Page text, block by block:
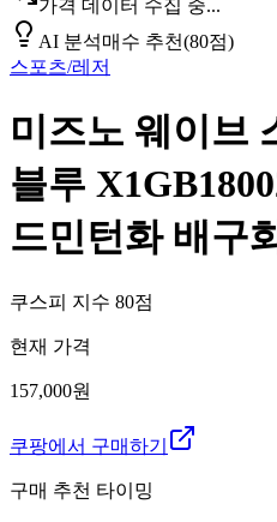
가격 데이터 수집 중...
AI 분석매수 추천(80점)
스포츠/레저
미즈노 웨이브
블루
드민턴화 배구
쿠스피 지수 80점
현재 가격
157,000원
쿠팡에서 구매하기
구매 추천 타이밍